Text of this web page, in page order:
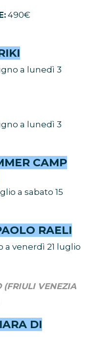
490€
a lunedì 3
a lunedì 3
CAMP
a sabato 15
RAELI
a venerdì 21 luglio
VENEZIA
DI